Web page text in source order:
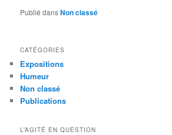
Publié dansNon classé
CATÉGORIES
Expositions
Humeur
Non classé
Publications
L’AGITÉ EN QUESTION